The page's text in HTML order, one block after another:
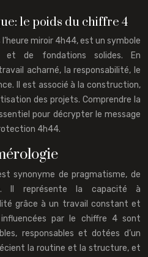
le poids du chiffre 4
miroir 4h44, est un symbole
de fondations solides. En
acharné, la responsabilité, le
Il est associé à la construction,
des projets. Comprendre la
pour décrypter le message
4h44.
synonyme de pragmatisme, de
Il représente la capacité à
grâce à un travail constant et
influencées par le chiffre 4 sont
responsables et dotées d’un
la routine et la structure, et